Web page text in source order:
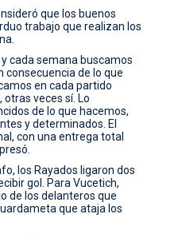
que los buenos
trabajo que realizan los
cada semana buscamos
consecuencia de lo que
en cada partido
otras veces sí. Lo
de lo que hacemos,
y determinados. El
con una entrega total
los Rayados ligaron dos
gol. Para Vucetich,
de los delanteros que
que ataja los